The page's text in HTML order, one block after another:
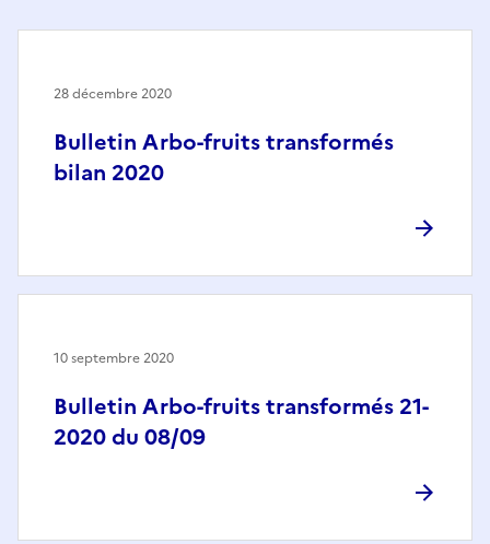
Bulletin Arbo-fruits transformés
bilan 2020
28 décembre 2020
Bulletin Arbo-fruits transformés 21-
2020 du 08/09
10 septembre 2020